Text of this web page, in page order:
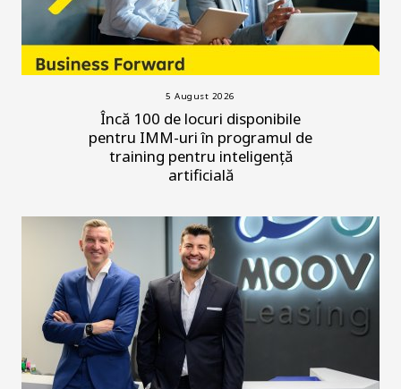
5 August 2026
Încă 100 de locuri disponibile
pentru IMM-uri în programul de
training pentru inteligență
artificială